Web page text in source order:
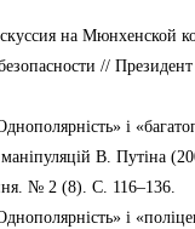
на Мюнхенской
//
і
В. Путіна
№ 2 (8). С. 116–136.
і